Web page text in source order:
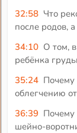
32:58 Что
после родов, а
34:10 О том,
ребёнка
35:24 Почему
облегчению
36:39
шейно-